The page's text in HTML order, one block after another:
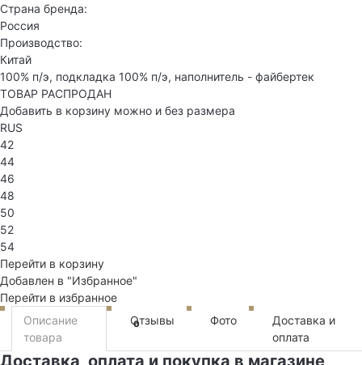
Страна бренда:
Россия
Производство:
Китай
100% п/э, подкладка 100% п/э, наполнитель - файбертек
ТОВАР РАСПРОДАН
Добавить в корзину можно и без размера
RUS
42
44
46
48
50
52
54
Перейти в корзину
Добавлен в "Избранное"
Перейти в избранное
Описание
товара
Отзывы
0 Фото
Доставка и
оплата